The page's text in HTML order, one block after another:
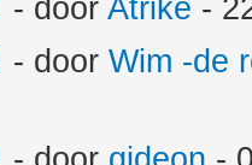
- door Atrike -
- door Wim -de